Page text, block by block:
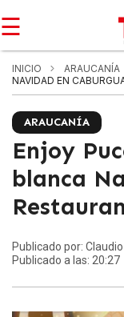
☰
INICIO ARAUCANÍA
NAVIDAD EN
ARAUCANÍA
Enjoy
blanca
Publicado por: Claudio
Publicado a las: 20:27